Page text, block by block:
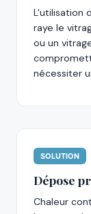
L'utilisation
raye le
ou un
nécessiter
SOLUTION
Dépose
Chaleur